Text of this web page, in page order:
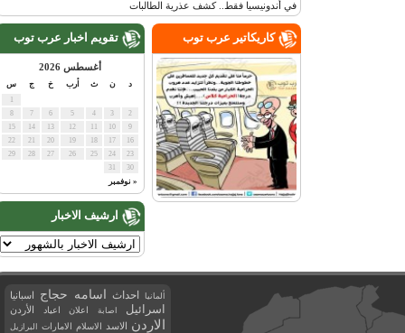
في أندونيسيا فقط.. كشف عذرية الطالبات
تقويم اخبار عرب توب
أغسطس 2026
أرب س
« نوفمبر
ارشيف الاخبار
كاريكاتير عرب توب
ألمانيا احداث اسامه حجاج اسبانيا
اسرائيل اصابة اعلان اعياد الأردن
الاردن الاسد الاسلام الامارات البرازيل